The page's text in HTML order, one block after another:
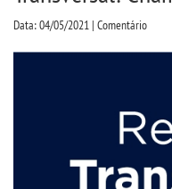
CURSOS
Data: 04/05/2021 | Comentário